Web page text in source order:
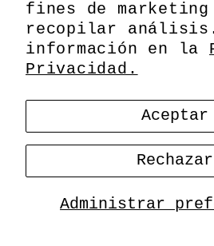
fines de
recopilar análisis.
información en la
Privacidad.
Administrar
Aceptar
Rechazar
puedan encontrarse
los que usted no
compartirá con
cómo nosotros,
nuestros socios
información